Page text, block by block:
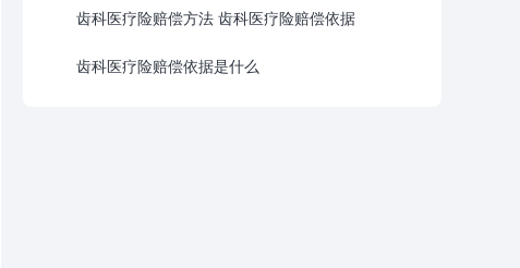
齿科医疗险赔偿方法 齿科医疗险赔偿依据
齿科医疗险赔偿依据是什么